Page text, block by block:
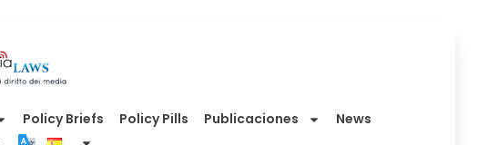
Policy Briefs Policy Pills Publicaciones
News